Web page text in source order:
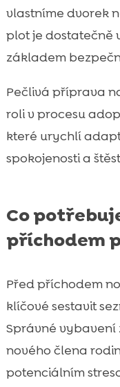
vlastníme dvorek
plot je dostatečně
základem
Pečlivá příprava
roli v procesu
které urychlí
spokojenosti a
Co
příchodem
Před příchodem
klíčové sestavit
Správné vybavení
nového člena
potenciálním